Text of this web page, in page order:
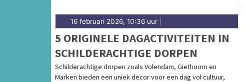
16 februari 2026, 10:36 uur
5 ORIGINELE DAGACTIVITEITEN IN
SCHILDERACHTIGE DORPEN
Schilderachtige dorpen zoals Volendam, Giethoorn en
Marken bieden een uniek decor voor een dag vol cultuur,